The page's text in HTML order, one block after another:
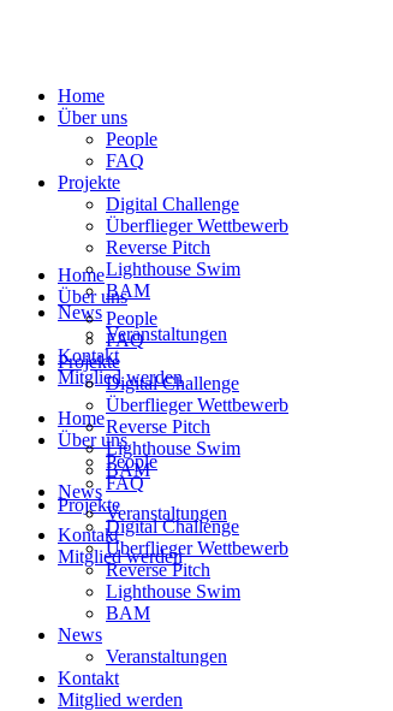
Home
Über uns
People
FAQ
Projekte
Digital Challenge
Überflieger Wettbewerb
Reverse Pitch
Lighthouse Swim
BAM
News
Veranstaltungen
Kontakt
Mitglied werden
Home
Über uns
People
FAQ
Projekte
Digital Challenge
Überflieger Wettbewerb
Reverse Pitch
Lighthouse Swim
BAM
News
Veranstaltungen
Kontakt
Mitglied werden
Home
Über uns
People
FAQ
Projekte
Digital Challenge
Überflieger Wettbewerb
Reverse Pitch
Lighthouse Swim
BAM
News
Veranstaltungen
Kontakt
Mitglied werden